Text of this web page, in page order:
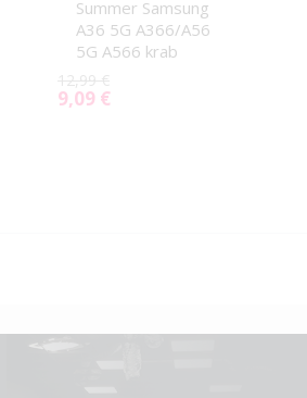
Summer Samsung
A36 5G A366/A56
5G A566 krab
12,99 €
Special
9,09 €
do
košíka